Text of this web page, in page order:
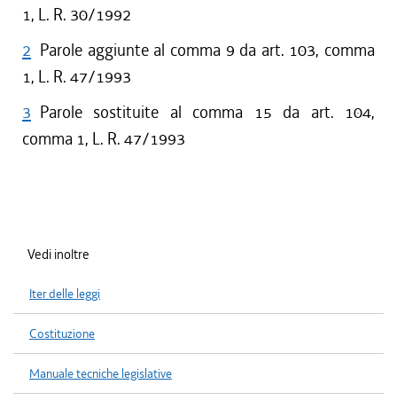
1, L. R. 30/1992
2 Parole aggiunte al comma 9 da art. 103, comma
1, L. R. 47/1993
3 Parole sostituite al comma 15 da art. 104,
comma 1, L. R. 47/1993
Vedi inoltre
Iter delle leggi
Costituzione
Manuale tecniche legislative